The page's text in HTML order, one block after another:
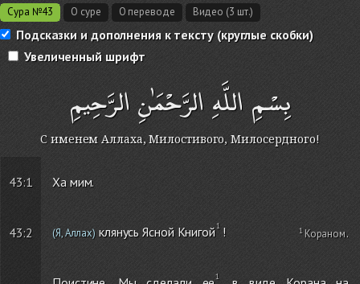
Сура №43 О суре О переводе Видео (3 шт.)
Подсказки и дополнения к тексту (круглые скобки)
Увеличенный шрифт
بِسْمِ اللَّهِ الرَّحْمَٰنِ الرَّحِيمِ
С именем Аллаха, Милостивого, Милосердного!
43:1 Ха мим.
43:2 (Я, Аллах) клянусь Ясной Книгой ! Кораном.